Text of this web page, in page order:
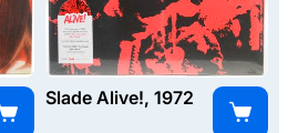
Slade Alive!, 1972